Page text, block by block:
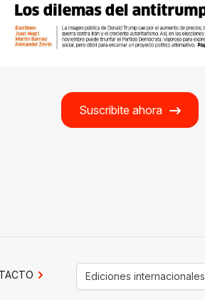
Suscribite ahora
Ediciones internacionales